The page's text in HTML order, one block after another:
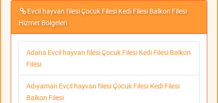
Evcil hayvan filesi Çocuk Filesi Kedi Filesi Balkon Filesi
Hizmet Bölgeleri
Adana Evcil hayvan filesi Çocuk Filesi Kedi Filesi Balkon
Filesi
Adıyaman Evcil hayvan filesi Çocuk Filesi Kedi Filesi
Balkon Filesi